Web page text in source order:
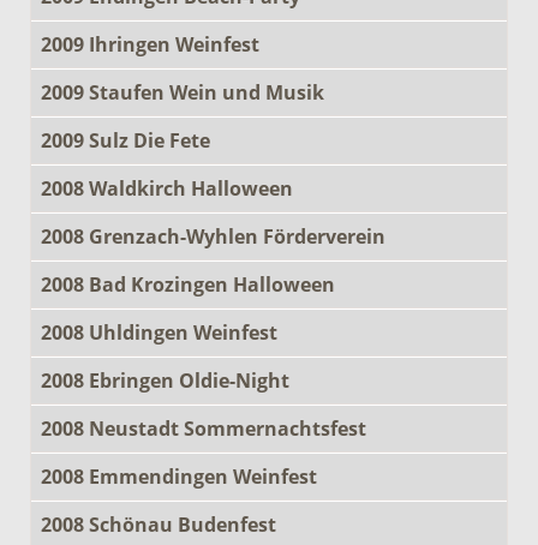
2009 Ihringen Weinfest
2009 Staufen Wein und Musik
2009 Sulz Die Fete
2008 Waldkirch Halloween
2008 Grenzach-Wyhlen Förderverein
2008 Bad Krozingen Halloween
2008 Uhldingen Weinfest
2008 Ebringen Oldie-Night
2008 Neustadt Sommernachtsfest
2008 Emmendingen Weinfest
2008 Schönau Budenfest